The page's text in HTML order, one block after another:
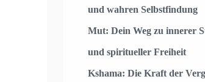
und wahren Selbstfindung
Mut: Dein Weg zu innerer
und spiritueller Freiheit
Kshama: Die Kraft der